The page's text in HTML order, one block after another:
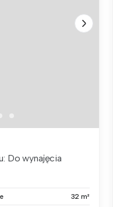
Do wynajęcia
32 m²